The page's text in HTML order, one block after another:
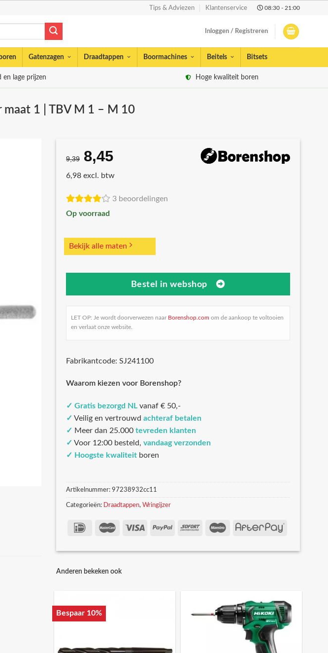
Tips & Adviezen Klantenservice 08:30 - 21:00
Inloggen / Registreren
Gatenzagen Draadtappen Boormachines Beitels Bitsets
lage prijzen Hoge kwaliteit boren
1 | TBV M 1 – M 10
9,39 Oorspronkelijke
prijs
€9,39.
8,45Huidige
prijs
€8,45.
6,98 excl. btw
3 beoordelingen
Op voorraad
Bekijk alle maten
Bestel in webshop
LET OP: Je wordt doorverwezen naar Borenshop.com om de aankoop te voltooien
en verlaat onze website.
Fabrikantcode: SJ241100
Waarom kiezen voor Borenshop?
✓ Gratis bezorgd NL vanaf € 50,-
✓ Veilig en vertrouwd achteraf betalen
✓ Meer dan 25.000 tevreden klanten
✓ Voor 12:00 besteld, vandaag verzonden
✓ Hoogste kwaliteit boren
Artikelnummer: 97238932cc11
Categorieën: Draadtappen, Wringijzer
Anderen bekeken ook
Bespaar 10%